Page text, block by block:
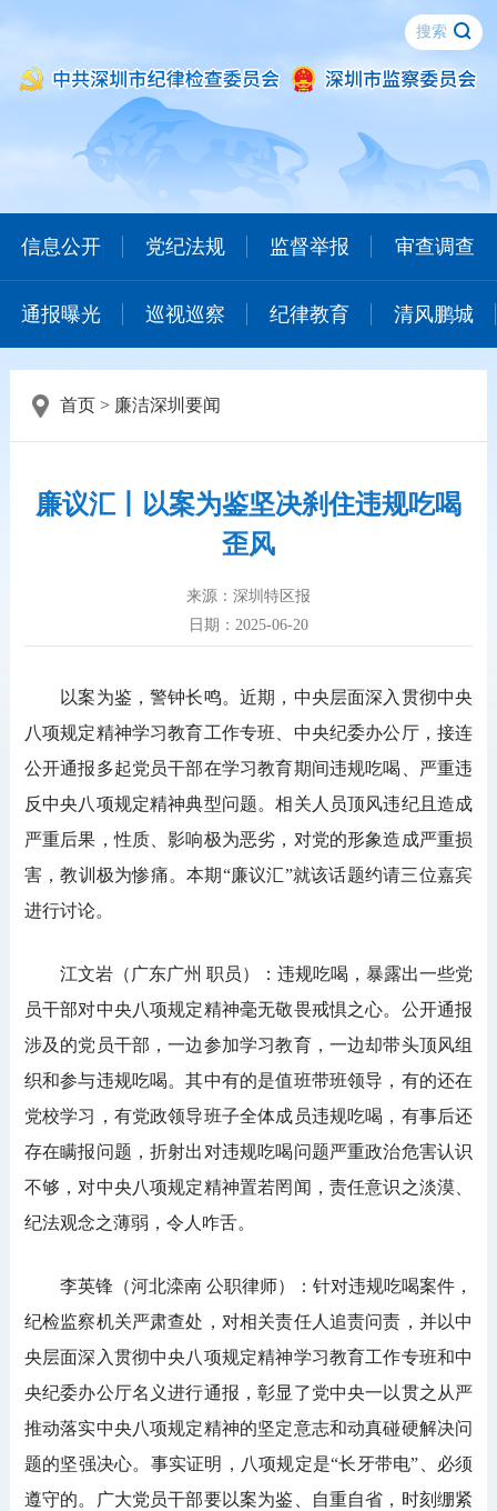
信息公开 党纪法规 监督举报 审查调查
通报曝光 巡视巡察 纪律教育 清风鹏城
首页> 廉洁深圳要闻
廉议汇丨以案为鉴坚决刹住违规吃喝
歪风
来源：深圳特区报
日期：2025-06-20
以案为鉴，警钟长鸣。近期，中央层面深入贯彻中央
八项规定精神学习教育工作专班、中央纪委办公厅，接连
公开通报多起党员干部在学习教育期间违规吃喝、严重违
反中央八项规定精神典型问题。相关人员顶风违纪且造成
严重后果，性质、影响极为恶劣，对党的形象造成严重损
害，教训极为惨痛。本期“廉议汇”就该话题约请三位嘉宾
进行讨论。
江文岩（广东广州 职员）：违规吃喝，暴露出一些党
员干部对中央八项规定精神毫无敬畏戒惧之心。公开通报
涉及的党员干部，一边参加学习教育，一边却带头顶风组
织和参与违规吃喝。其中有的是值班带班领导，有的还在
党校学习，有党政领导班子全体成员违规吃喝，有事后还
存在瞒报问题，折射出对违规吃喝问题严重政治危害认识
不够，对中央八项规定精神置若罔闻，责任意识之淡漠、
纪法观念之薄弱，令人咋舌。
李英锋（河北滦南 公职律师）：针对违规吃喝案件，
纪检监察机关严肃查处，对相关责任人追责问责，并以中
央层面深入贯彻中央八项规定精神学习教育工作专班和中
央纪委办公厅名义进行通报，彰显了党中央一以贯之从严
推动落实中央八项规定精神的坚定意志和动真碰硬解决问
题的坚强决心。事实证明，八项规定是“长牙带电”、必须
遵守的。广大党员干部要以案为鉴、自重自省，时刻绷紧